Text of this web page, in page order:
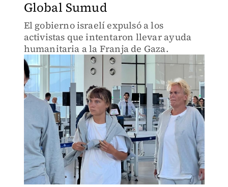
Global Sumud
El gobierno israelí expulsó a los
activistas que intentaron llevar ayuda
humanitaria a la Franja de Gaza.